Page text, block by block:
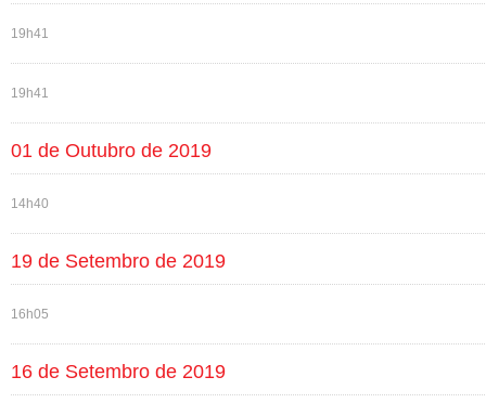
19h41
19h41
01 de Outubro de 2019
14h40
19 de Setembro de 2019
16h05
16 de Setembro de 2019